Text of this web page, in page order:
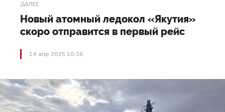
ДАЛЕЕ
Новый атомный ледокол «Якутия»
скоро отправится в первый рейс
14 апр 2025 10:36